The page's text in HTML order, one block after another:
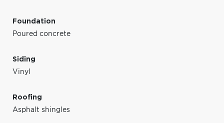
Foundation
Poured concrete
Siding
Vinyl
Roofing
Asphalt shingles